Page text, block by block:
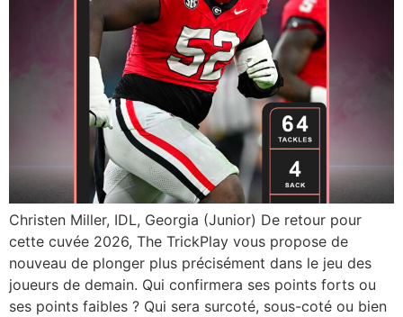
Christen Miller, IDL, Georgia (Junior) De retour pour
cette cuvée 2026, The TrickPlay vous propose de
nouveau de plonger plus précisément dans le jeu des
joueurs de demain. Qui confirmera ses points forts ou
ses points faibles ? Qui sera surcoté, sous-coté ou bien